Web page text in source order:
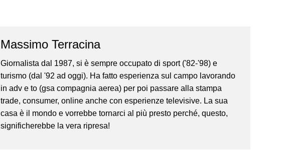
Massimo Terracina
Giornalista dal 1987, si è sempre occupato di sport ('82-'98) e
turismo (dal '92 ad oggi). Ha fatto esperienza sul campo lavorando
in adv e to (gsa compagnia aerea) per poi passare alla stampa
trade, consumer, online anche con esperienze televisive. La sua
casa è il mondo e vorrebbe tornarci al più presto perché, questo,
significherebbe la vera ripresa!